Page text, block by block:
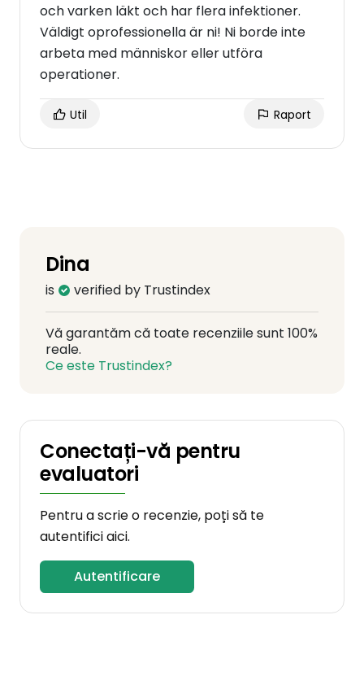
och varken läkt och har flera infektioner.
Väldigt oprofessionella är ni! Ni borde inte
arbeta med människor eller utföra
operationer.
Util Raport
Dina
is verified by Trustindex
Vă garantăm că toate recenziile sunt 100%
reale.
Ce este Trustindex?
Conectați-vă pentru
evaluatori
Pentru a scrie o recenzie, poți să te
autentifici aici.
Autentificare